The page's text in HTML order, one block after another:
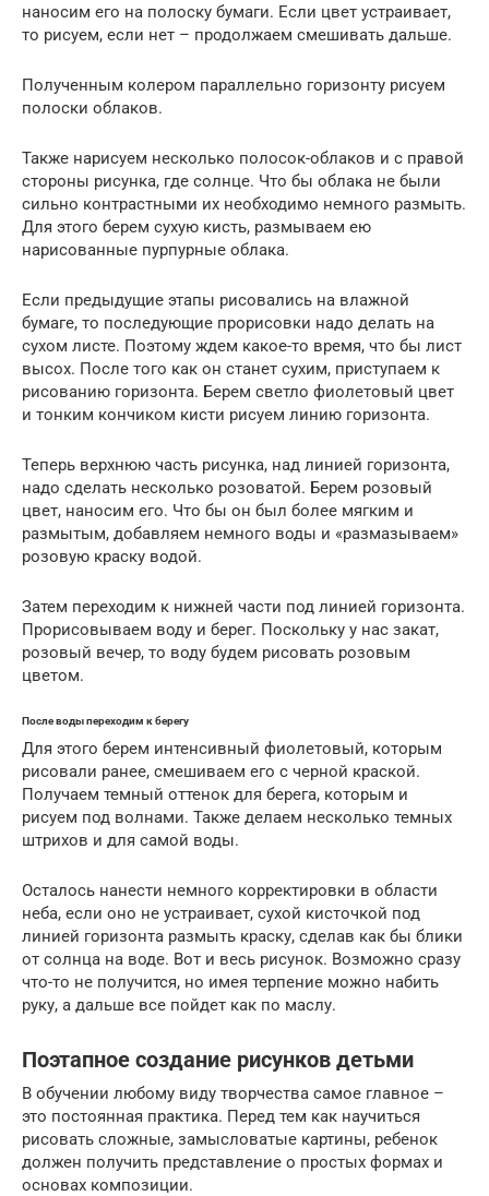
наносим его на полоску бумаги. Если цвет устраивает,
то рисуем, если нет – продолжаем смешивать дальше.
Полученным колером параллельно горизонту рисуем
полоски облаков.
Также нарисуем несколько полосок-облаков и с правой
стороны рисунка, где солнце. Что бы облака не были
сильно контрастными их необходимо немного размыть.
Для этого берем сухую кисть, размываем ею
нарисованные пурпурные облака.
Если предыдущие этапы рисовались на влажной
бумаге, то последующие прорисовки надо делать на
сухом листе. Поэтому ждем какое-то время, что бы лист
высох. После того как он станет сухим, приступаем к
рисованию горизонта. Берем светло фиолетовый цвет
и тонким кончиком кисти рисуем линию горизонта.
Теперь верхнюю часть рисунка, над линией горизонта,
надо сделать несколько розоватой. Берем розовый
цвет, наносим его. Что бы он был более мягким и
размытым, добавляем немного воды и «размазываем»
розовую краску водой.
Затем переходим к нижней части под линией горизонта.
Прорисовываем воду и берег. Поскольку у нас закат,
розовый вечер, то воду будем рисовать розовым
цветом.
После воды переходим к берегу
Для этого берем интенсивный фиолетовый, которым
рисовали ранее, смешиваем его с черной краской.
Получаем темный оттенок для берега, которым и
рисуем под волнами. Также делаем несколько темных
штрихов и для самой воды.
Осталось нанести немного корректировки в области
неба, если оно не устраивает, сухой кисточкой под
линией горизонта размыть краску, сделав как бы блики
от солнца на воде. Вот и весь рисунок. Возможно сразу
что-то не получится, но имея терпение можно набить
руку, а дальше все пойдет как по маслу.
Поэтапное создание рисунков детьми
В обучении любому виду творчества самое главное –
это постоянная практика. Перед тем как научиться
рисовать сложные, замысловатые картины, ребенок
должен получить представление о простых формах и
основах композиции.